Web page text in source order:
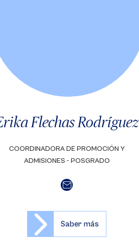
Flechas Rodríguez
COORDINADORA DE PROMOCIÓN Y
ADMISIONES - POSGRADO
Saber más